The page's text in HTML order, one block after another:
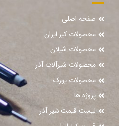
صفحه اصلی
محصولات کیز ایران
محصولات شیلان
محصولات شیرآلات آذر
محصولات یورک
پروژه ها
لیست قیمت شیر آذر